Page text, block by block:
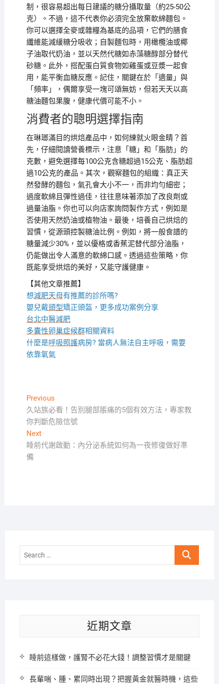
制，很容易超出每日建議的糖分攝取量（約25-50公
克）。不過，這不代表你必須完全放棄軟綿麵包。
你可以選擇全麥或雜糧為基底的品項，它們的膳食
纖維能減緩糖分吸收；自製麵包時，用橄欖油或椰
子油取代奶油，並以天然代糖如赤藻糖醇部分替代
砂糖。此外，搭配蛋白質食物如雞蛋或豆漿一起食
用，能平衡血糖反應。記住，關鍵在於「適量」與
「頻率」，偶爾享受一塊可頌無妨，但若天天以高
糖油麵包果腹，健康代價可能不小。
消費者的聰明選擇指南
在琳瑯滿目的烘焙產品中，如何練就火眼金睛？首
先，仔細閱讀營養標示，注意「糖」和「脂肪」的
克數，避免選擇每100公克含糖超過15公克、脂肪超
過10公克的產品。其次，觀察麵包的組織：真正天
然發酵的麵包，氣孔會大小不一，而非均勻細密；
過度軟綿且彈性過佳，往往意味著添加了改良劑或
過量油脂。你也可以向店家詢問製作方式，例如是
否使用天然奶油或植物油。最後，培養自己烘焙的
習慣，從源頭控製糖油比例。例如，將一般食譜的
糖量減少30%，並以優格或香蕉泥替代部分油脂，
仍能做出令人滿意的軟綿口感。透過這些策略，你
既能享受烘焙的美好，又能守護健康。
【其他文章推薦】
想減肥天母有推薦的診所嗎?
嬰兒戴頭型矯正頭盔，更多成功案例分享
台北中醫減肥
多囊性卵巢症候群相關資料
什麼是呼吸照護病房? 當病人無法自主呼吸，需要
依靠氧氣
文
章
導
覽
PreviousPrevious
post:
久站族必看！告別腿部脹痛的5個有效方法，專家教
你判斷危險信號
NextNext
post:
睡前代謝啟動：內分泌系統如何為一夜修復做好準
備
Search
近期文章
睡前這樣做，護腎不必花大錢！調整習慣才是關鍵
長輩喘、腫、累同時出現？把握黃金就醫時機，這些